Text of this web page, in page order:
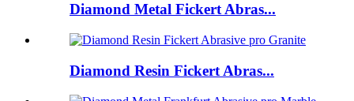
Diamond Metal Fickert Abras...
Diamond Resin Fickert Abras...